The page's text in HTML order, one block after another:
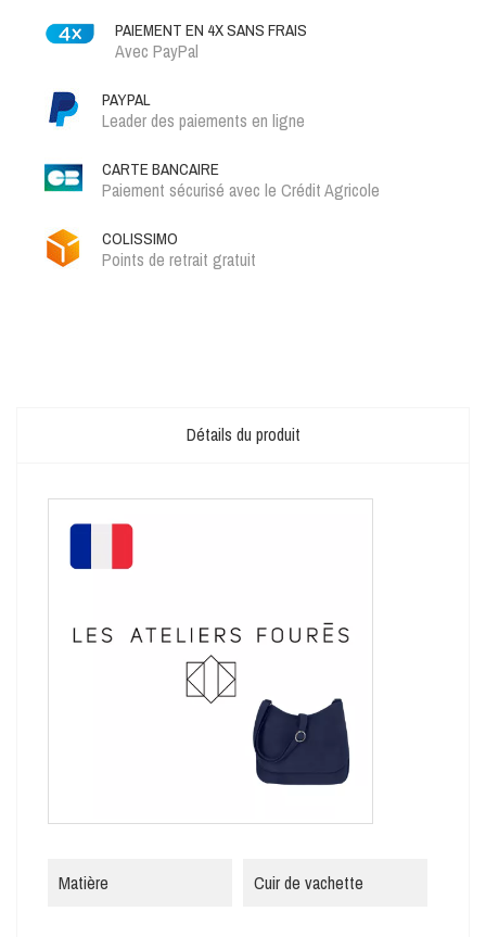
PAIEMENT EN 4X SANS FRAIS
Avec PayPal
PAYPAL
Leader des paiements en ligne
CARTE BANCAIRE
Paiement sécurisé avec le Crédit Agricole
COLISSIMO
Points de retrait gratuit
Détails du produit
Matière Cuir de vachette